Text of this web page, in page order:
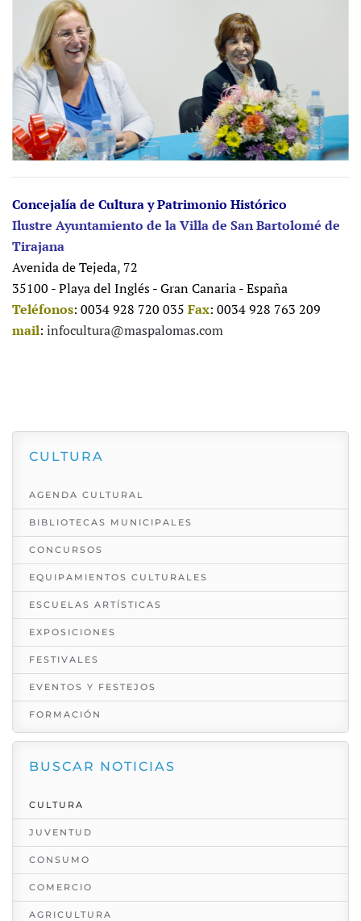
Concejalía de Cultura y Patrimonio Histórico
Ilustre Ayuntamiento de la Villa de San Bartolomé de
Tirajana
Avenida de Tejeda, 72
35100 - Playa del Inglés - Gran Canaria - España
Teléfonos: 0034 928 720 035 Fax: 0034 928 763 209
mail: infocultura@maspalomas.com
CULTURA
AGENDA CULTURAL
BIBLIOTECAS MUNICIPALES
CONCURSOS
EQUIPAMIENTOS CULTURALES
ESCUELAS ARTÍSTICAS
EXPOSICIONES
FESTIVALES
EVENTOS Y FESTEJOS
FORMACIÓN
BUSCAR NOTICIAS
CULTURA
JUVENTUD
CONSUMO
COMERCIO
AGRICULTURA